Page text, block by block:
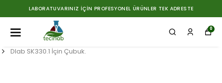
LABORATUVARINIZ İÇIN PROFESYONEL ÜRÜNLER TEK ADRESTE
0
Dlab SK330.1 İçin Çubuk.